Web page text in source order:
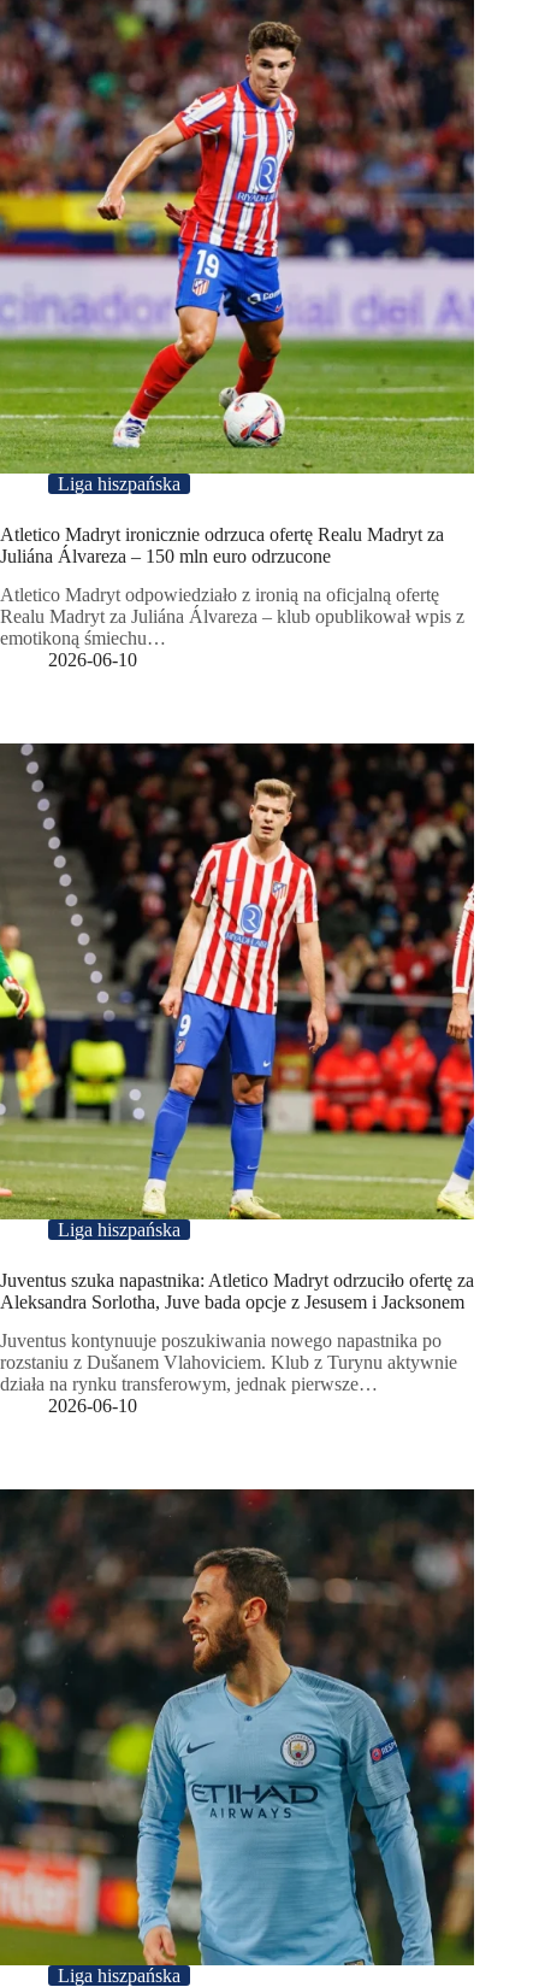
Liga hiszpańska
Atletico Madryt ironicznie odrzuca ofertę Realu Madryt za
Juliána Álvareza – 150 mln euro odrzucone
Atletico Madryt odpowiedziało z ironią na oficjalną ofertę
Realu Madryt za Juliána Álvareza – klub opublikował wpis z
emotikoną śmiechu…
2026-06-10
Liga hiszpańska
Juventus szuka napastnika: Atletico Madryt odrzuciło ofertę za
Aleksandra Sorlotha, Juve bada opcje z Jesusem i Jacksonem
Juventus kontynuuje poszukiwania nowego napastnika po
rozstaniu z Dušanem Vlahoviciem. Klub z Turynu aktywnie
działa na rynku transferowym, jednak pierwsze…
2026-06-10
Liga hiszpańska